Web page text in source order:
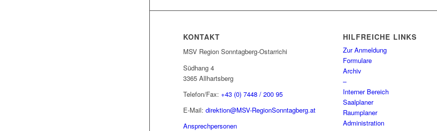
KONTAKT
MSV Region Sonntagberg-Ostarrichi
Südhang 4
3365 Allhartsberg
Telefon/Fax: +43 (0) 7448 / 200 95
E-Mail: direktion@MSV-RegionSonntagberg.at
Ansprechpersonen
HILFREICHE LINKS
Zur Anmeldung
Formulare
Archiv
–
Interner Bereich
Saalplaner
Raumplaner
Administration